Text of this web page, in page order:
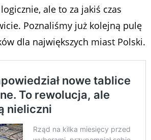
ale to za jakiś czas
Poznaliśmy już kolejną pulę
dla największych miast Polski.